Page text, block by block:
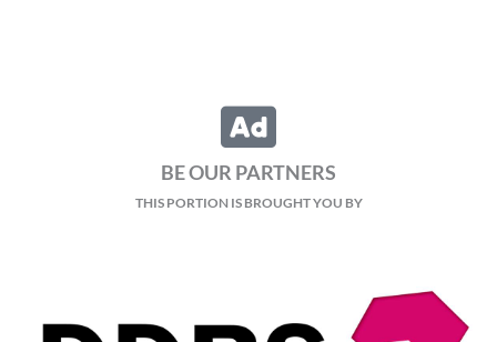
BE OUR PARTNERS
THIS PORTION IS BROUGHT YOU BY